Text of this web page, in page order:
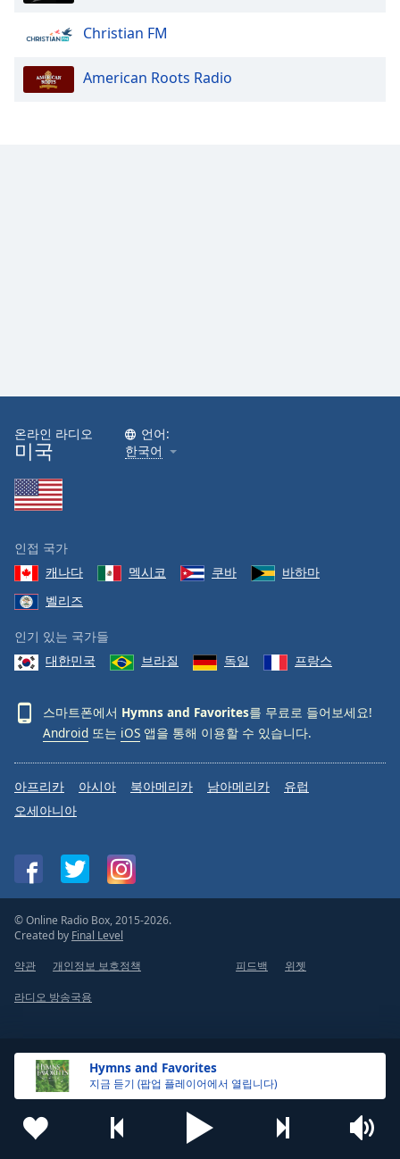
Close
Hymns and Favorites
지금 듣기 (팝업 플레이어에서 열립니다)
Christian FM
American Roots Radio
온라인 라디오
미국
언어:
한국어
인접 국가
캐나다
멕시코 쿠바
바하마
벨리즈
인기 있는 국가들
대한민국
브라질 독일 프랑스
스마트폰에서 Hymns and Favorites를 무료로 들어보세요!
Android 또는 iOS 앱을 통해 이용할 수 있습니다.
아프리카 아시아 북아메리카 남아메리카
유럽
오세아니아
© Online Radio Box, 2015-2026.
Created by Final Level
약관
개인정보 보호정책 피드백 위젯
라디오 방송국용